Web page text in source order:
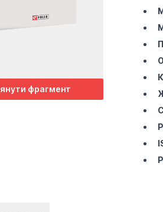
фрагмент